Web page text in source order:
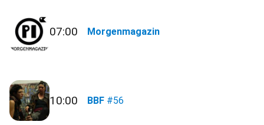
07:00 Morgenmagazin
10:00 BBF #56